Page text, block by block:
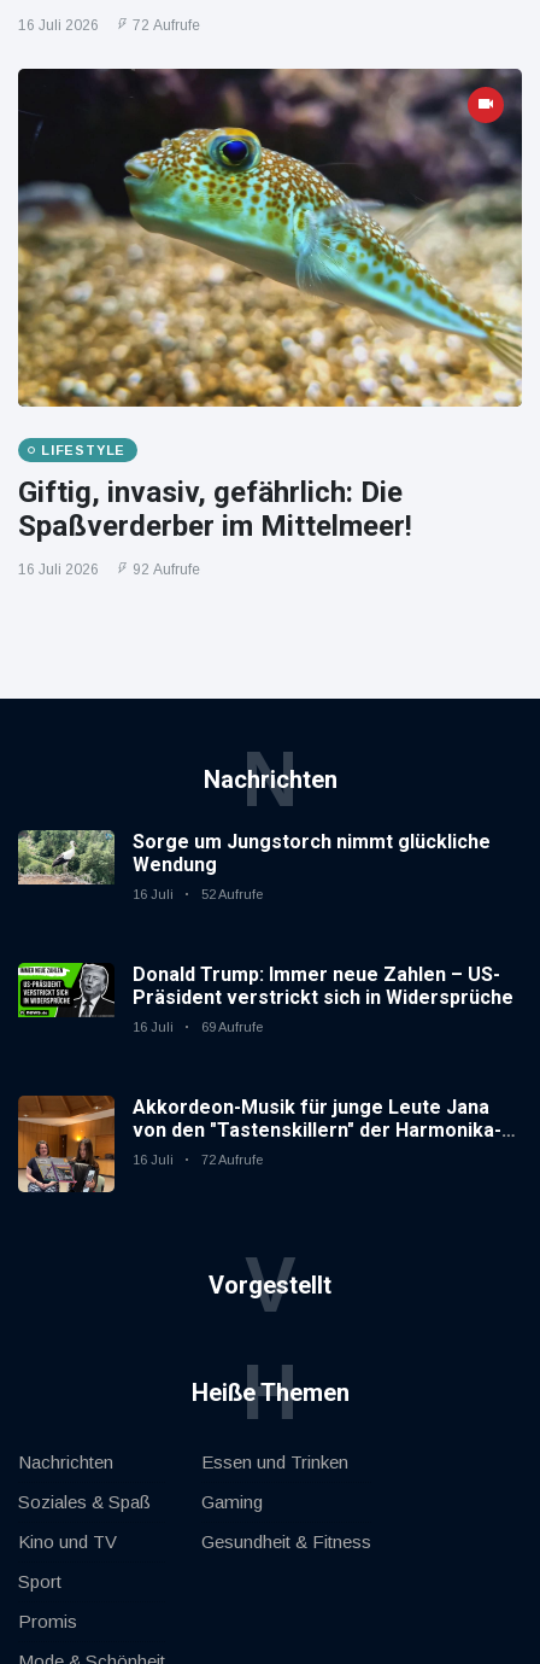
16 Juli 2026 72 Aufrufe
LIFESTYLE
Giftig, invasiv, gefährlich: Die
Spaßverderber im Mittelmeer!
16 Juli 2026 92 Aufrufe
Nachrichten
N
Sorge um Jungstorch nimmt glückliche
Wendung
16 Juli 52 Aufrufe
Donald Trump: Immer neue Zahlen – US-
Präsident verstrickt sich in Widersprüche
16 Juli 69 Aufrufe
Akkordeon-Musik für junge Leute Jana
von den "Tastenskillern" der Harmonika-
Vereinigung Gaggenau zeigt, wie "jung"
16 Juli 72 Aufrufe
Vorgestellt
V
Heiße Themen
H
Nachrichten
Soziales & Spaß
Kino und TV
Sport
Promis
Essen und Trinken
Gaming
Gesundheit & Fitness